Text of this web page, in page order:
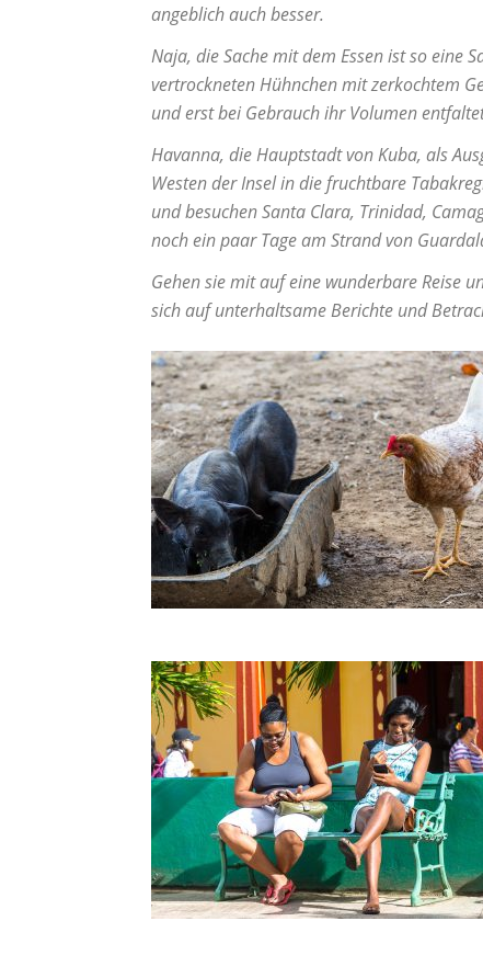
angeblich auch besser.
Naja, die Sache mit dem Essen ist so eine
vertrockneten Hühnchen mit zerkochtem
und erst bei Gebrauch ihr Volumen
Havanna, die Hauptstadt von Kuba, als
Westen der Insel in die fruchtbare
und besuchen Santa Clara, Trinidad,
noch ein paar Tage am Strand von
Gehen sie mit auf eine wunderbare Reise
sich auf unterhaltsame Berichte und